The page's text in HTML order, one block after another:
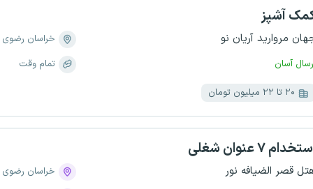
آشپز
مروارید آریان نو
آسان
خراسان رضوی
تمام وقت
۲۰ تا ۲۲ میلیون تومان
۷ عنوان شغلی
قصر الضیافه نور
خراسان رضوی